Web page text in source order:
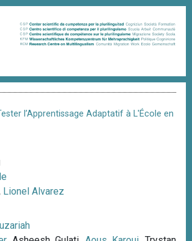
l’Apprentissage Adaptatif à L'École en
Lionel Alvarez